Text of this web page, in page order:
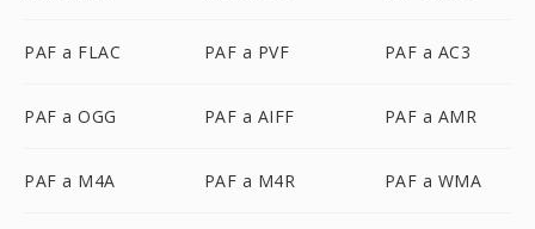
PAF a FLAC PAF a PVF PAF a AC3
PAF a OGG PAF a AIFF PAF a AMR
PAF a M4A PAF a M4R PAF a WMA